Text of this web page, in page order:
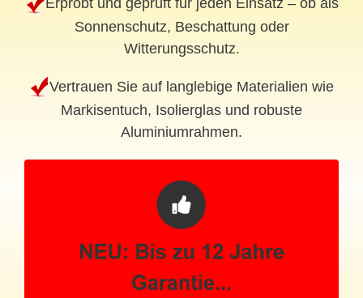
Sonnenschutz, Beschattung oder
Witterungsschutz.
Vertrauen Sie auf langlebige Materialien wie
Markisentuch, Isolierglas und robuste
Aluminiumrahmen.